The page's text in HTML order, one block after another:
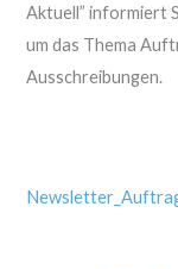
Aktuell” informiert
um das Thema
Ausschreibungen.